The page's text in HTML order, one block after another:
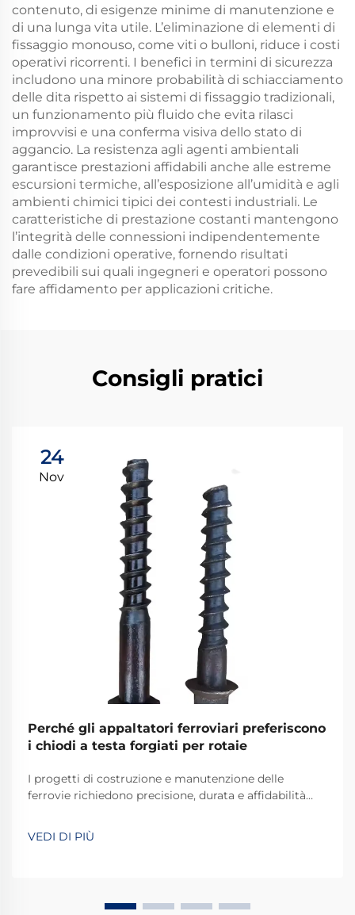
contenuto, di esigenze minime di manutenzione e
di una lunga vita utile. L’eliminazione di elementi di
fissaggio monouso, come viti o bulloni, riduce i costi
operativi ricorrenti. I benefici in termini di sicurezza
includono una minore probabilità di schiacciamento
delle dita rispetto ai sistemi di fissaggio tradizionali,
un funzionamento più fluido che evita rilasci
improvvisi e una conferma visiva dello stato di
aggancio. La resistenza agli agenti ambientali
garantisce prestazioni affidabili anche alle estreme
escursioni termiche, all’esposizione all’umidità e agli
ambienti chimici tipici dei contesti industriali. Le
caratteristiche di prestazione costanti mantengono
l’integrità delle connessioni indipendentemente
dalle condizioni operative, fornendo risultati
prevedibili sui quali ingegneri e operatori possono
fare affidamento per applicazioni critiche.
Consigli pratici
24
Nov
Perché gli appaltatori ferroviari preferiscono
i chiodi a testa forgiati per rotaie
I progetti di costruzione e manutenzione delle
ferrovie richiedono precisione, durata e affidabilità
elementi di fissaggio fondamentali che assicurano i
binari alle traverse ferroviarie, i chiodi a cane per
VEDI DI PIÙ